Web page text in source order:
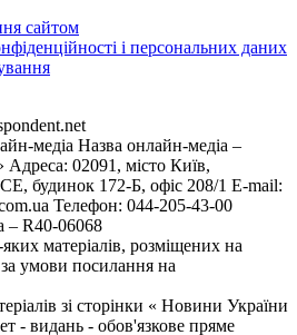
сайтом
і персональних даних
медіа Назва онлайн-медіа –
Адреса: 02091, місто Київ,
172-Б, офіс 208/1 E-mail:
Телефон: 044-205-43-00
– R40-06068
матеріалів, розміщених на
за умови посилання на
зі сторінки « Новини України
- видань - обов'язкове пряме